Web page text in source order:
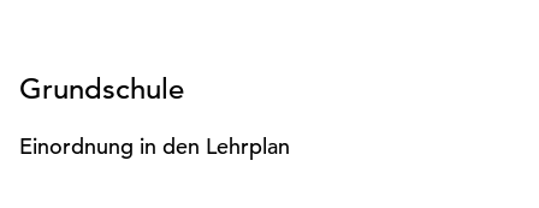
und
Dafür
Grundschule
Einordnung in den Lehrplan